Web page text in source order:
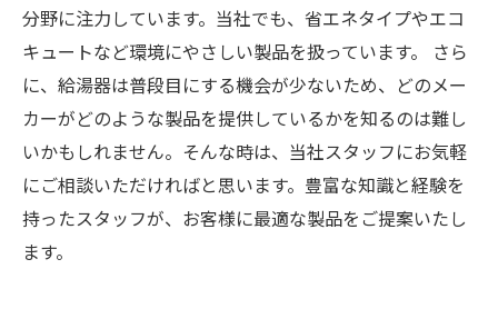
分野に注力しています。当社でも、省エネタイプやエコ
キュートなど環境にやさしい製品を扱っています。 さら
に、給湯器は普段目にする機会が少ないため、どのメー
カーがどのような製品を提供しているかを知るのは難し
いかもしれません。そんな時は、当社スタッフにお気軽
にご相談いただければと思います。豊富な知識と経験を
持ったスタッフが、お客様に最適な製品をご提案いたし
ます。